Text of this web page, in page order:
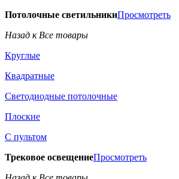
Потолочные светильникиПросмотреть
Назад к Все товары
Круглые
Квадратные
Светодиодные потолочные
Плоские
С пультом
Трековое освещениеПросмотреть